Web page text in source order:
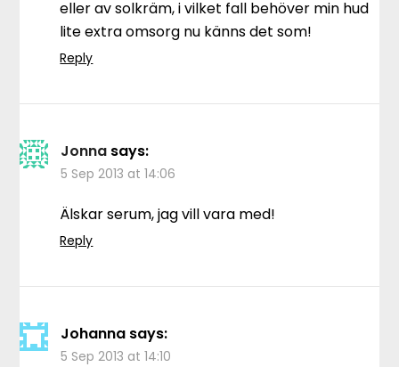
eller av solkräm, i vilket fall behöver min hud
lite extra omsorg nu känns det som!
Reply
Jonna says:
5 Sep 2013 at 14:06
Älskar serum, jag vill vara med!
Reply
Johanna says:
5 Sep 2013 at 14:10